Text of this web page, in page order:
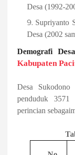
Desa (1992-
Supriyanto
Desa (2002
Demografi
Kabupaten
Desa
penduduk
perincian